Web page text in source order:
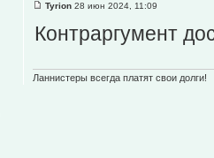
Tyrion 28 июн 2024, 11:09
Контраргумент
Ланнистеры всегда платят свои долги!